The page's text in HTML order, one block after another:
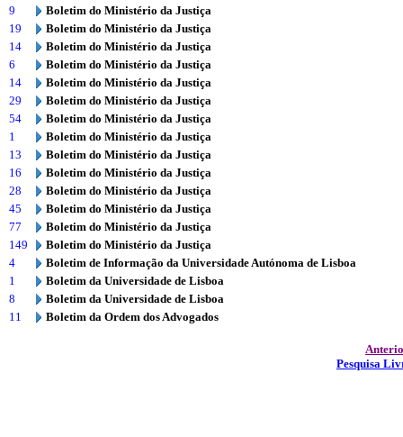
9
Boletim do Ministério da Justiça
19
Boletim do Ministério da Justiça
14
Boletim do Ministério da Justiça
6
Boletim do Ministério da Justiça
14
Boletim do Ministério da Justiça
29
Boletim do Ministério da Justiça
54
Boletim do Ministério da Justiça
1
Boletim do Ministério da Justiça
13
Boletim do Ministério da Justiça
16
Boletim do Ministério da Justiça
28
Boletim do Ministério da Justiça
45
Boletim do Ministério da Justiça
77
Boletim do Ministério da Justiça
149
Boletim do Ministério da Justiça
4
Boletim de Informação da Universidade Autónoma de Lisboa
1
Boletim da Universidade de Lisboa
8
Boletim da Universidade de Lisboa
11
Boletim da Ordem dos Advogados
Pesquisa